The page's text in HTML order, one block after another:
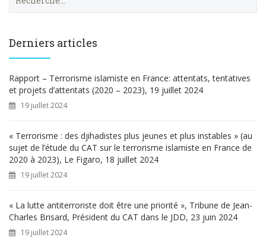
e
h
e
r
Derniers articles
Rapport – Terrorisme islamiste en France: attentats, tentatives
et projets d’attentats (2020 – 2023), 19 juillet 2024
19 juillet 2024
« Terrorisme : des djihadistes plus jeunes et plus instables » (au
sujet de l’étude du CAT sur le terrorisme islamiste en France de
2020 à 2023), Le Figaro, 18 juillet 2024
19 juillet 2024
« La lutte antiterroriste doit être une priorité », Tribune de Jean-
Charles Brisard, Président du CAT dans le JDD, 23 juin 2024
19 juillet 2024